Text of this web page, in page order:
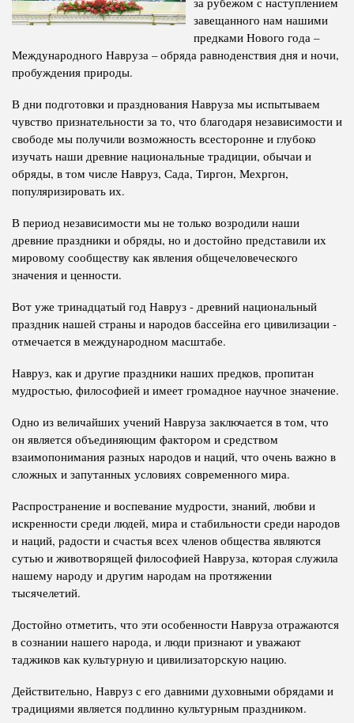
Полномочия
Книги
Пресс-центр
ПРЕЗИДЕНТ РЕСПУБЛИКИ ТАДЖИКИСТАН
Структура Института
История руководителей
завещанного нам нашими
предками Нового года –
Международного Навруза – обряда равноденствия дня и ночи,
пробуждения природы.
В дни подготовки и празднования Навруза мы испытываем
чувство признательности за то, что благодаря независимости и
свободе мы получили возможность всесторонне и глубоко
изучать наши древние национальные традиции, обычаи и
обряды, в том числе Навруз, Сада, Тиргон, Мехргон,
популяризировать их.
В период независимости мы не только возродили наши
древние праздники и обряды, но и достойно представили их
мировому сообществу как явления общечеловеческого
значения и ценности.
Вот уже тринадцатый год Навруз - древний национальный
праздник нашей страны и народов бассейна его цивилизации -
отмечается в международном масштабе.
Навруз, как и другие праздники наших предков, пропитан
мудростью, философией и имеет громадное научное значение.
Одно из величайших учений Навруза заключается в том, что
он является объединяющим фактором и средством
взаимопонимания разных народов и наций, что очень важно в
сложных и запутанных условиях современного мира.
Распространение и воспевание мудрости, знаний, любви и
искренности среди людей, мира и стабильности среди народов
и наций, радости и счастья всех членов общества являются
сутью и животворящей философией Навруза, которая служила
нашему народу и другим народам на протяжении
тысячелетий.
Достойно отметить, что эти особенности Навруза отражаются
в сознании нашего народа, и люди признают и уважают
таджиков как культурную и цивилизаторскую нацию.
Действительно, Навруз с его давними духовными обрядами и
традициями является подлинно культурным праздником.